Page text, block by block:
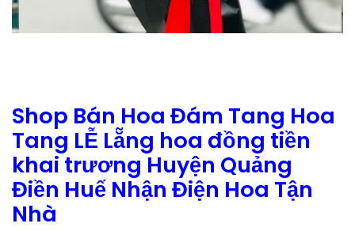
Shop Bán Hoa Đám Tang Hoa
Tang LỄ Lẵng hoa đồng tiền
khai trương Huyện Quảng
Điền Huế Nhận Điện Hoa Tận
Nhà